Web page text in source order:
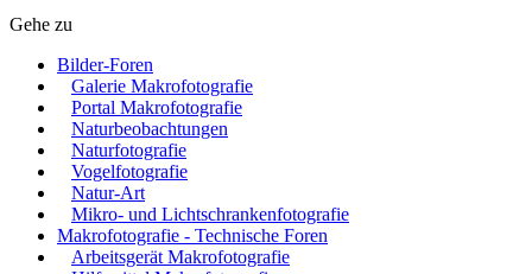
Gehe zu
Bilder-Foren
Galerie Makrofotografie
Portal Makrofotografie
Naturbeobachtungen
Naturfotografie
Vogelfotografie
Natur-Art
Mikro- und Lichtschrankenfotografie
Makrofotografie - Technische Foren
Arbeitsgerät Makrofotografie